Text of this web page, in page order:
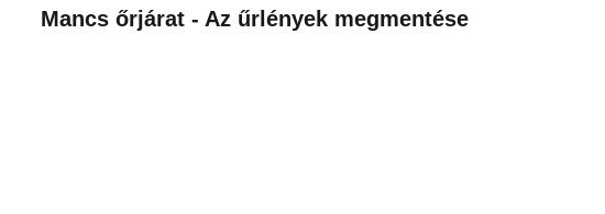
Mancs őrjárat - Az űrlények megmentése